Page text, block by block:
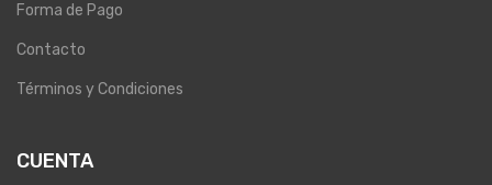
Forma de Pago
Contacto
Términos y Condiciones
CUENTA